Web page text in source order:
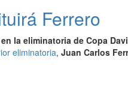
Ferrero
la eliminatoria de Copa
eliminatoria, Juan Carlos